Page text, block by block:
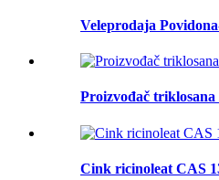
Veleprodaja
Proizvođač triklosana
Cink ricinoleat CAS